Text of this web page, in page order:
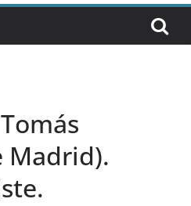
Madrid).